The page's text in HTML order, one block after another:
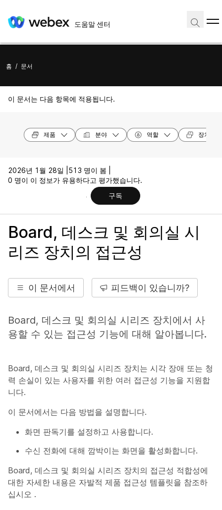
도움말 센터
홈 / 문서
이 문서는 다음 항목에 적용됩니다.
제품 분야 역할 장치 모
2026년 1월 28일 | 513 명이 봄 |
0 명이 이 정보가 유용하다고 평가했습니다.
구독
Board, 데스크 및 회의실 시
리즈 장치의 접근성
이 문서에서 피드백이 있습니까?
Board, 데스크 및 회의실 시리즈 장치에서 사
용할 수 있는 접근성 기능에 대해 알아봅니다.
Board, 데스크 및 회의실 시리즈 장치는 시각 장애 또는 청
력 손실이 있는 사용자를 위한 여러 접근성 기능을 지원합
니다.
이 문서에서는 다음 방법을 설명합니다.
화면 판독기를 설정하고 사용합니다.
수신 전화에 대해 깜박이는 화면을 활성화합니다.
Board, 데스크 및 회의실 시리즈 장치의 접근성 적합성에
대한 자세한 내용은 자발적 제품 접근성 템플릿을 참조하
십시오 .